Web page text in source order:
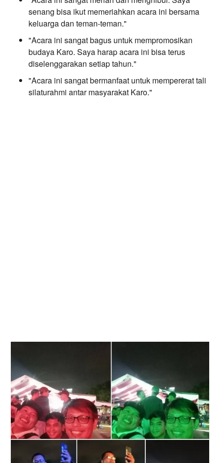
senang bisa ikut memeriahkan acara ini bersama
keluarga dan teman-teman."
"Acara ini sangat bagus untuk mempromosikan
budaya Karo. Saya harap acara ini bisa terus
diselenggarakan setiap tahun."
"Acara ini sangat bermanfaat untuk mempererat tali
silaturahmi antar masyarakat Karo."